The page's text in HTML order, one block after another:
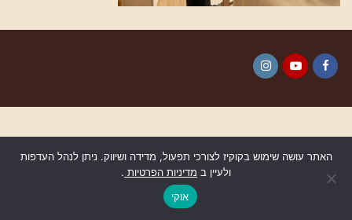
גלילה
האתר עושה שימוש בקוקיז לצורכי תפעול, מדידה ושיווק. ניתן לנהל העדפות
ולעיין ב מדיניות הפרטיות .
אוקי